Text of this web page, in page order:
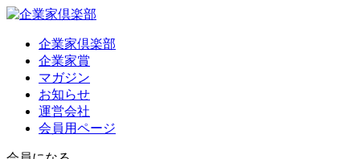
企業家倶楽部
企業家賞
マガジン
お知らせ
運営会社
会員用ページ